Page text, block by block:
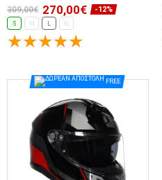
309,00€ 270,00€ -12%
S XL
FREE